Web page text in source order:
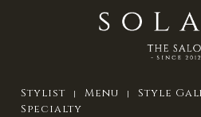
Stylist Menu Style
Specialty